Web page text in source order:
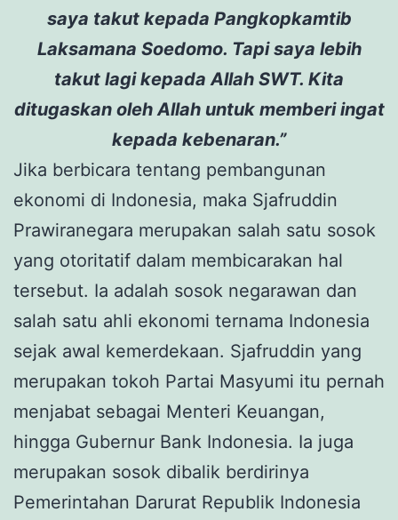
saya takut kepada Pangkopkamtib
Laksamana Soedomo. Tapi saya lebih
takut lagi kepada Allah SWT. Kita
ditugaskan oleh Allah untuk memberi ingat
kepada kebenaran.”
Jika berbicara tentang pembangunan
ekonomi di Indonesia, maka Sjafruddin
Prawiranegara merupakan salah satu sosok
yang otoritatif dalam membicarakan hal
tersebut. Ia adalah sosok negarawan dan
salah satu ahli ekonomi ternama Indonesia
sejak awal kemerdekaan. Sjafruddin yang
merupakan tokoh Partai Masyumi itu pernah
menjabat sebagai Menteri Keuangan,
hingga Gubernur Bank Indonesia. Ia juga
merupakan sosok dibalik berdirinya
Pemerintahan Darurat Republik Indonesia